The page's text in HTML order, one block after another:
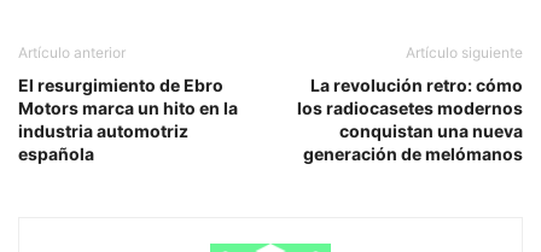
Artículo anterior
El resurgimiento de Ebro
Motors marca un hito en la
industria automotriz
española
Artículo siguiente
La revolución retro: cómo
los radiocasetes modernos
conquistan una nueva
generación de melómanos